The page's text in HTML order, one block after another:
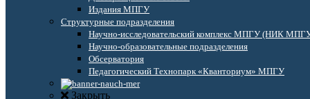
Издания МПГУ
Структурные подразделения
Научно-исследовательский комплекс МПГУ (НИК
Научно-образовательные подразделения
Обсерватория
Педагогический Технопарк «Кванториум» МПГУ
Закрыть